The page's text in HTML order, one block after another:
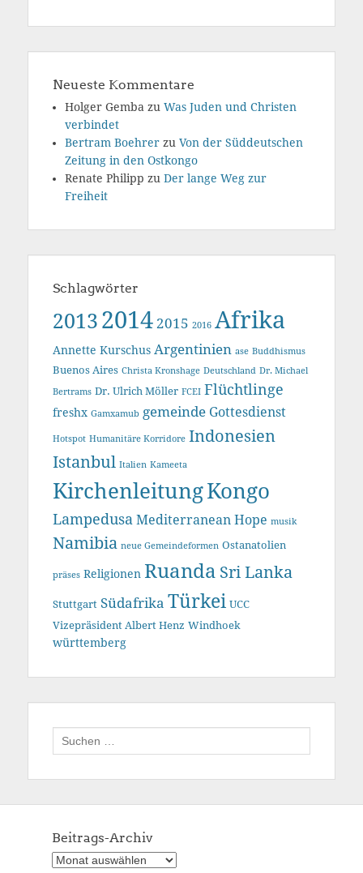
Neueste Kommentare
Holger Gemba zu Was Juden und Christen
verbindet
Bertram Boehrer zu Von der Süddeutschen
Zeitung in den Ostkongo
Renate Philipp zu Der lange Weg zur
Freiheit
Schlagwörter
2013 2014 2015 2016 Afrika
Annette Kurschus Argentinien ase Buddhismus
Buenos Aires Christa Kronshage Deutschland Dr. Michael
Bertrams Dr. Ulrich Möller FCEI Flüchtlinge
freshx Gamxamub gemeinde Gottesdienst
Hotspot Humanitäre Korridore Indonesien
Istanbul Italien Kameeta
KirchenleitungKongo
Lampedusa Mediterranean Hope musik
Namibia neue Gemeindeformen Ostanatolien
präses Religionen Ruanda Sri Lanka
Stuttgart Südafrika Türkei UCC
Vizepräsident Albert Henz Windhoek
württemberg
Suchen
nach:
Beitrags-Archiv
Beitrags-